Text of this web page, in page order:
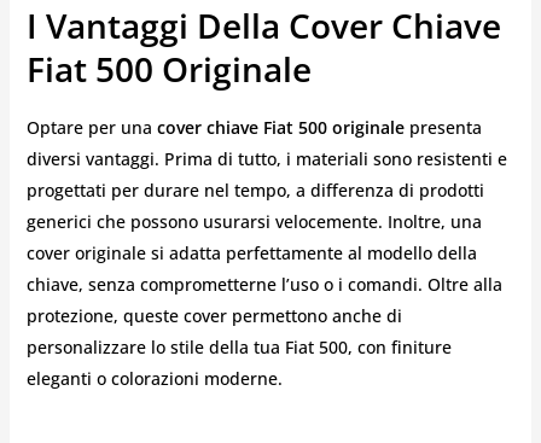
I Vantaggi Della Cover Chiave
Fiat 500 Originale
Optare per una cover chiave Fiat 500 originalepresenta
diversi vantaggi. Prima di tutto, i materiali sono resistenti e
progettati per durare nel tempo, a differenza di prodotti
generici che possono usurarsi velocemente. Inoltre, una
cover originale si adatta perfettamente al modello della
chiave, senza comprometterne l’uso o i comandi. Oltre alla
protezione, queste cover permettono anche di
personalizzare lo stile della tua Fiat 500, con finiture
eleganti o colorazioni moderne.